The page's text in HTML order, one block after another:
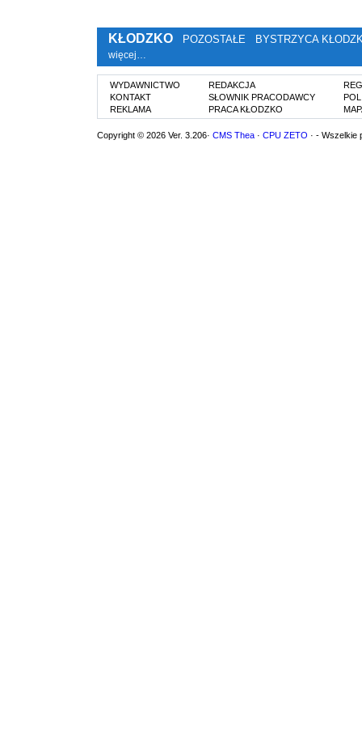
KŁODZKO POZOSTAŁE BYSTRZYCA
więcej…
WYDAWNICTWO
KONTAKT
REKLAMA
REDAKCJA
SŁOWNIK PRACODAWCY
PRACA KŁODZKO
Copyright © 2026 Ver. 3.206· CMS Thea · CPU ZETO · - Wszelkie